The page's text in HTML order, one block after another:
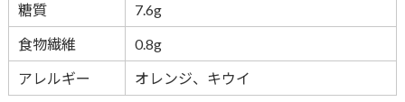
糖質
7.6g
食物繊維
0.8g
アレルギー
オレンジ、キウイ